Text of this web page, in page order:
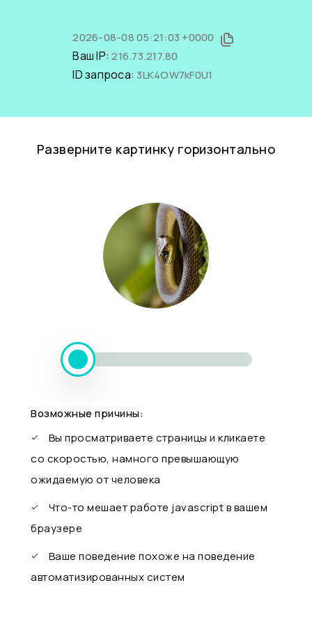
2026-08-08 05:21:03 +0000
Ваш IP:216.73.217.80
ID запроса: 3LK4OW7kF0U1
Разверните картинку горизонтально
Возможные причины:
Вы просматриваете страницы и кликаете
со скоростью, намного превышающую
ожидаемую от человека
Что-то мешает работе javascript в вашем
браузере
Ваше поведение похоже на поведение
автоматизированных систем